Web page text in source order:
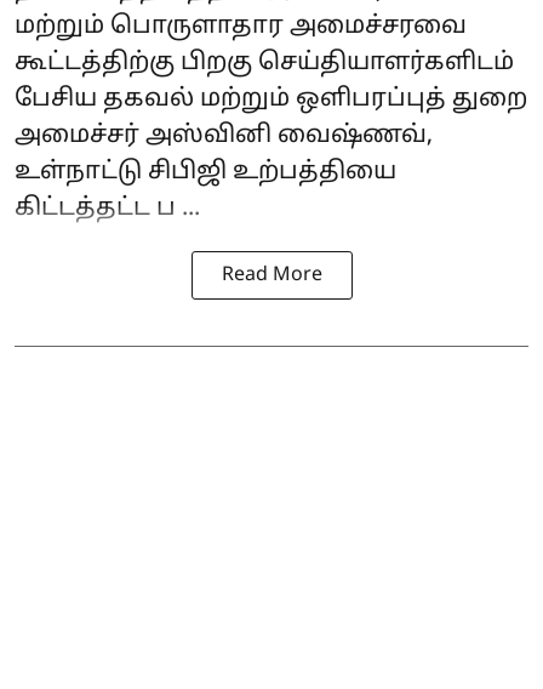
மற்றும் பொருளாதார அமைச்சரவை
கூட்டத்திற்கு பிறகு செய்தியாளர்களிடம்
பேசிய தகவல் மற்றும் ஒளிபரப்புத் துறை
அமைச்சர் அஸ்வினி வைஷ்ணவ்,
உள்நாட்டு சிபிஜி உற்பத்தியை
கிட்டத்தட்ட ப ...
Read More